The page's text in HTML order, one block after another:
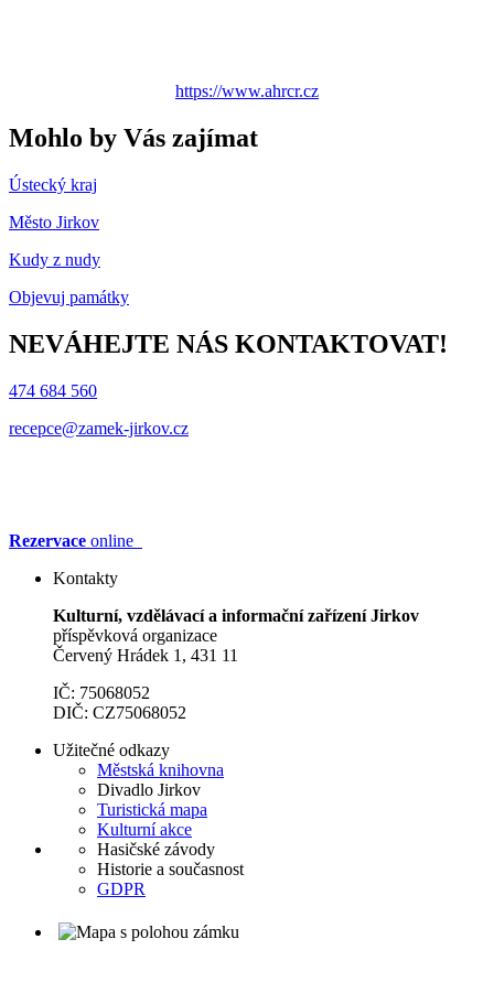
https://www.ahrcr.cz
Mohlo by Vás zajímat
Ústecký kraj
Město Jirkov
Kudy z nudy
Objevuj památky
NEVÁHEJTE NÁS KONTAKTOVAT!
474 684 560
recepce@zamek-jirkov.cz
Rezervace online
Kontakty
Kulturní, vzdělávací a informační zařízení Jirkov
příspěvková organizace
Červený Hrádek 1, 431 11
IČ: 75068052
DIČ: CZ75068052
Užitečné odkazy
Městská knihovna
Divadlo Jirkov
Turistická mapa
Kulturní akce
Hasičské závody
Historie a současnost
GDPR